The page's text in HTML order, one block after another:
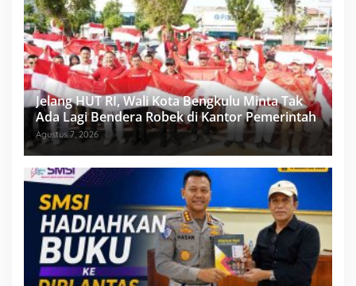
Jelang HUT RI, Wali Kota Bengkulu Minta Tak
Ada Lagi Bendera Robek di Kantor Pemerintah
Agustus 7, 2026